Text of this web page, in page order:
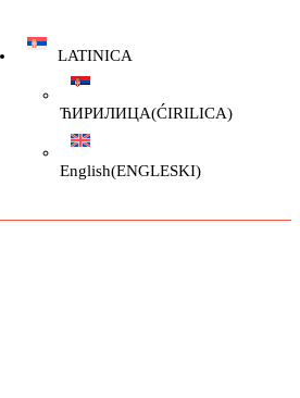
LATINICA
ЋИРИЛИЦА(ĆIRILICA)
English(ENGLESKI)